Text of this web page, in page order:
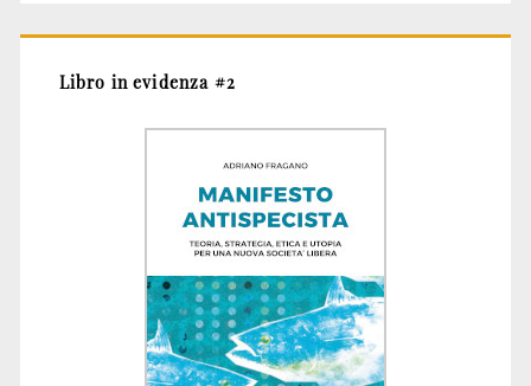
Libro in evidenza #2